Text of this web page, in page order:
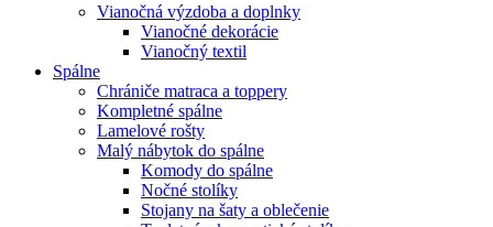
Vianočná výzdoba a doplnky
Vianočné dekorácie
Vianočný textil
Spálne
Chrániče matraca a toppery
Kompletné spálne
Lamelové rošty
Malý nábytok do spálne
Komody do spálne
Nočné stolíky
Stojany na šaty a oblečenie